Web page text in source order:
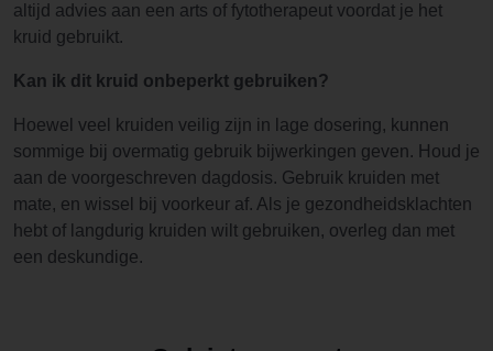
altijd advies aan een arts of fytotherapeut voordat je het
kruid gebruikt.
Kan ik dit kruid onbeperkt gebruiken?
Hoewel veel kruiden veilig zijn in lage dosering, kunnen
sommige bij overmatig gebruik bijwerkingen geven. Houd je
aan de voorgeschreven dagdosis. Gebruik kruiden met
mate, en wissel bij voorkeur af. Als je gezondheidsklachten
hebt of langdurig kruiden wilt gebruiken, overleg dan met
een deskundige.